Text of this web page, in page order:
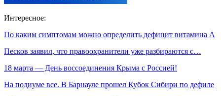
Интересное:
По каким симптомам можно определить дефицит витамина А
Песков заявил, что правоохранители уже разбираются с…
18 марта — День воссоединения Крыма с Россией!
На подиуме все. В Барнауле прошел Кубок Сибири по дефиле